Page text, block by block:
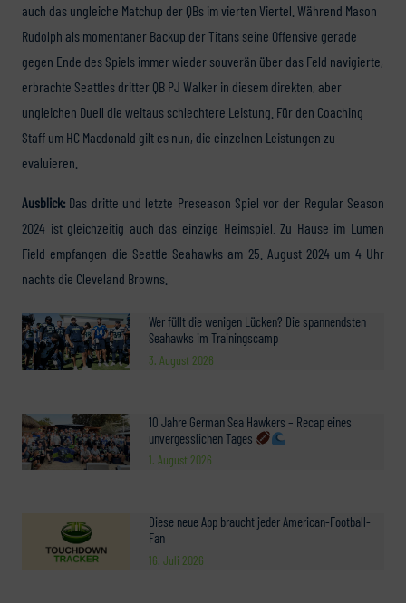
Wer füllt die wenigen Lücken? Die spannendsten
Seahawks im Trainingscamp
3. August 2026
10 Jahre German Sea Hawkers – Recap eines
unvergesslichen Tages
1. August 2026
Diese neue App braucht jeder American-Football-
Fan
16. Juli 2026
auch das ungleiche Matchup der QBs im vierten Viertel. Während Mason
Rudolph als momentaner Backup der Titans seine Offensive gerade
gegen Ende des Spiels immer wieder souverän über das Feld navigierte,
erbrachte Seattles dritter QB PJ Walker in diesem direkten, aber
ungleichen Duell die weitaus schlechtere Leistung. Für den Coaching
Staff um HC Macdonald gilt es nun, die einzelnen Leistungen zu
evaluieren.
Ausblick: Das dritte und letzte Preseason Spiel vor der Regular Season
2024 ist gleichzeitig auch das einzige Heimspiel. Zu Hause im Lumen
Field empfangen die Seattle Seahawks am 25. August 2024 um 4 Uhr
nachts die Cleveland Browns.